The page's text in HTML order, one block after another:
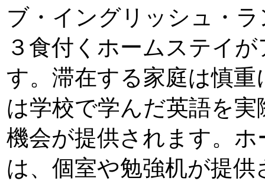
ブ・イングリッシュ・
３食付くホームステイ
す。滞在する家庭は慎
は学校で学んだ英語を
機会が提供されます。
は、個室や勉強机が提